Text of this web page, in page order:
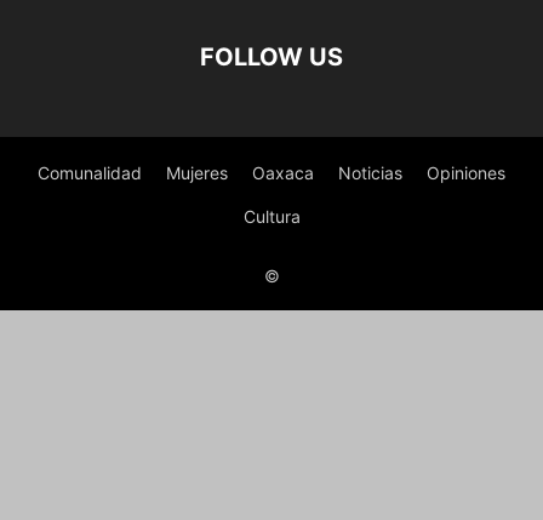
FOLLOW US
Comunalidad Mujeres Oaxaca Noticias Opiniones
Cultura
©